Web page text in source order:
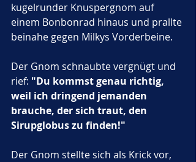
kugelrunder Knuspergnom auf
einem Bonbonrad hinaus und prallte
beinahe gegen Milkys Vorderbeine.
Der Gnom schnaubte vergnügt und
rief: "Du kommst genau richtig,
weil ich dringend jemanden
brauche, der sich traut, den
Sirupglobus zu finden!"
Der Gnom stellte sich als Krick vor,